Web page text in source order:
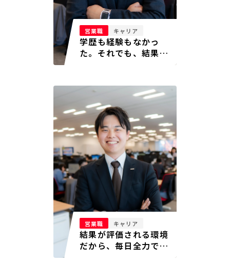
営業職 キャリア
学歴も経験もなかっ
た。それでも、結果で
営業職 キャリア
結果が評価される環境
だから、毎日全力で向